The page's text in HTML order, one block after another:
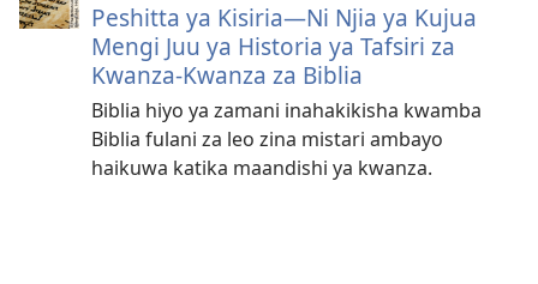
Peshitta ya Kisiria—Ni Njia ya Kujua
Mengi Juu ya Historia ya Tafsiri za
Kwanza-Kwanza za Biblia
Biblia hiyo ya zamani inahakikisha kwamba
Biblia fulani za leo zina mistari ambayo
haikuwa katika maandishi ya kwanza.